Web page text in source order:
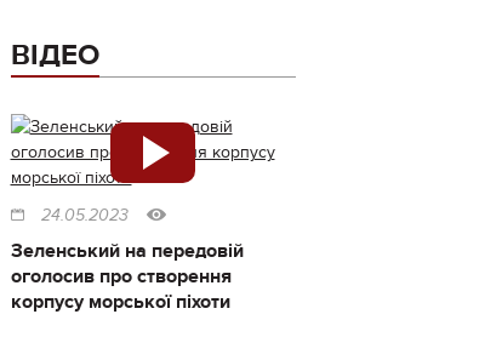
ВІДЕО
24.05.2023
Зеленський на передовій
оголосив про створення
корпусу морської піхоти